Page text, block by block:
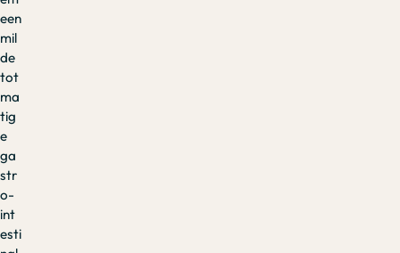
een
mil
de
tot
ma
tig
e
ga
str
o-
int
esti